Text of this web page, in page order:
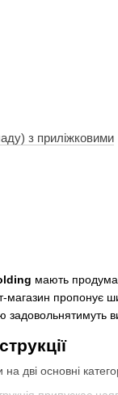
мають
магазин пропонує
задовольнятимуть
дві основні
з приліжковими